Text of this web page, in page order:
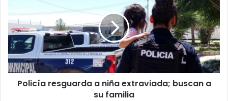
niña
extraviada;
buscan
a
su
familia
Policía resguarda a niña extraviada; buscan a
su familia